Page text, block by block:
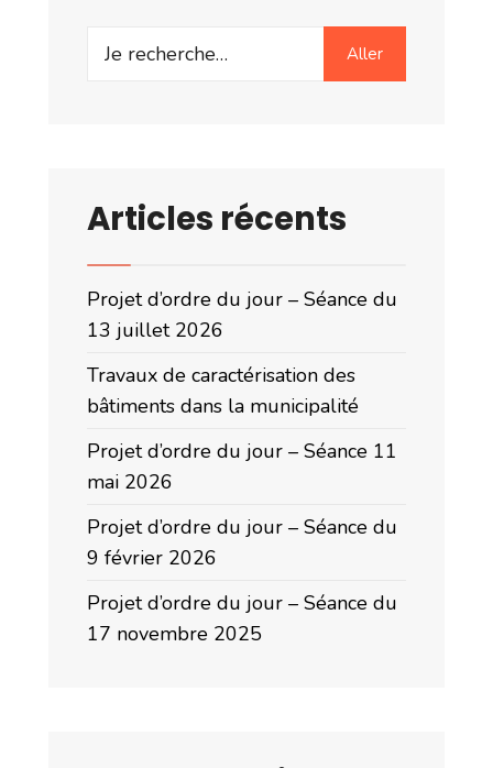
Search
Aller
Articles récents
Projet d’ordre du jour – Séance du
13 juillet 2026
Travaux de caractérisation des
bâtiments dans la municipalité
Projet d’ordre du jour – Séance 11
mai 2026
Projet d’ordre du jour – Séance du
9 février 2026
Projet d’ordre du jour – Séance du
17 novembre 2025